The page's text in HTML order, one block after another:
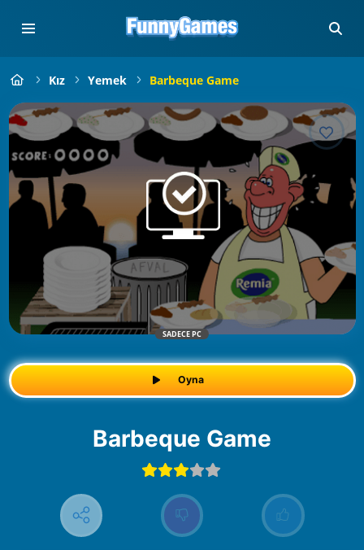
Kız Yemek Barbeque Game
SADECE PC
Oyna
Barbeque Game